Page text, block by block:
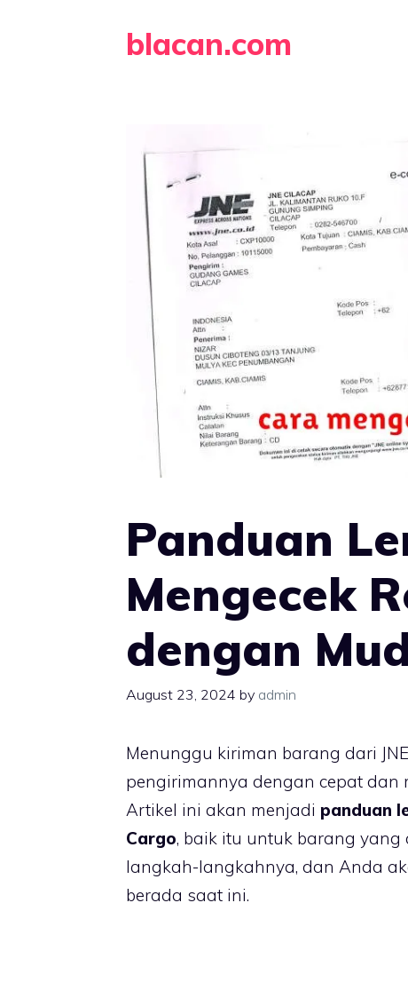
blacan.com
Panduan
Mengecek
dengan
August 23, 2024 by admin
Menunggu kiriman barang dari
pengirimannya dengan cepat dan
Artikel ini akan menjadi panduan
Cargo, baik itu untuk barang yang
langkah-langkahnya, dan Anda
berada saat ini.